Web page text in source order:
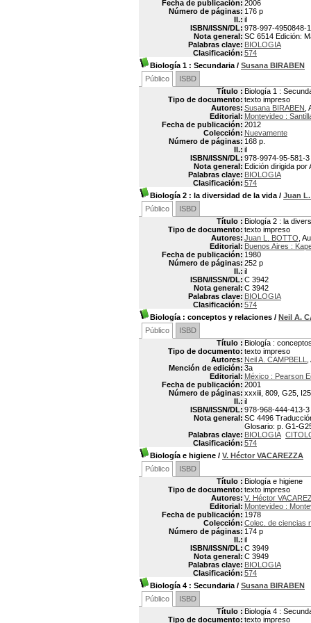
Fecha de publicación: 2006
Número de páginas: 176 p
Il.: il
ISBN/ISSN/DL: 978-997-4950848-1
Nota general: SC 6514 Edición:
Palabras clave: BIOLOGIA
Clasificación: 574
Biología 1 : Secundaria / Susana BIRABEN
Público
ISBD
Título : Biología 1 :
Tipo de documento: texto impreso
Autores: Susana BIRABEN
Editorial: Montevideo :
Fecha de publicación: 2012
Colección: Nuevamente
Número de páginas: 168 p.
Il.: il
ISBN/ISSN/DL: 978-9974-95-581-3
Nota general: Edición dirigida por
Palabras clave: BIOLOGIA
Clasificación: 574
Biología 2 : la diversidad de la vida / Juan
Público
ISBD
Título : Biología 2 : la
Tipo de documento: texto impreso
Autores: Juan L. BOTTO ,
Editorial: Buenos Aires :
Fecha de publicación: 1980
Número de páginas: 252 p
Il.: il
ISBN/ISSN/DL: C 3942
Nota general: C 3942
Palabras clave: BIOLOGIA
Clasificación: 574
Biología : conceptos y relaciones / Neil A.
Público
ISBD
Título : Biología :
Tipo de documento: texto impreso
Autores: Neil A. CAMPBELL
Mención de edición: 3a
Editorial: México : Pearson
Fecha de publicación: 2001
Número de páginas: xxxiii, 809, G25,
Il.: il
ISBN/ISSN/DL: 978-968-444-413-3
Nota general: SC 4496
Glosario: p. G1-
Palabras clave: BIOLOGIA
Clasificación: 574
Biología e higiene / V. Héctor VACAREZZA
Público
ISBD
Título : Biología e higiene
Tipo de documento: texto impreso
Autores: V. Héctor
Editorial: Montevideo :
Fecha de publicación: 1978
Colección: Colec. de ciencias
Número de páginas: 174 p
Il.: il
ISBN/ISSN/DL: C 3949
Nota general: C 3949
Palabras clave: BIOLOGIA
Clasificación: 574
Biología 4 : Secundaria / Susana BIRABEN
Público
ISBD
Título : Biología 4 :
Tipo de documento: texto impreso